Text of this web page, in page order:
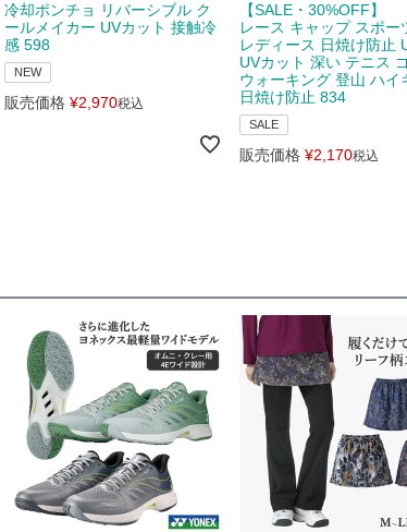
冷却ポンチョ リバーシブル ク
ールメイカー UVカット 接触冷
感 598
NEW
販売価格 ¥2,970税込
【SALE・30%OFF】
レース キャップ スポー
レディース 日焼け防止
UVカット 深い テニス
ウォーキング 登山 ハイ
日焼け防止 834
SALE
販売価格 ¥2,170税込